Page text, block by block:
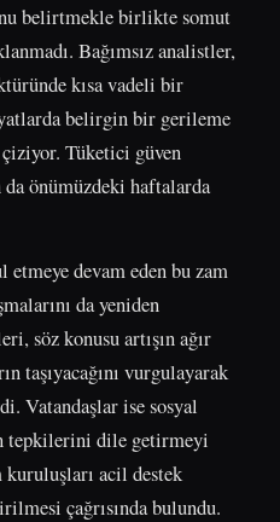
belirtmekle birlikte somut
Bağımsız analistler,
kısa vadeli bir
belirgin bir gerileme
Tüketici güven
da önümüzdeki haftalarda
devam eden bu zam
da yeniden
söz konusu artışın ağır
taşıyacağını vurgulayarak
Vatandaşlar ise sosyal
tepkilerini dile getirmeyi
acil destek
çağrısında bulundu.